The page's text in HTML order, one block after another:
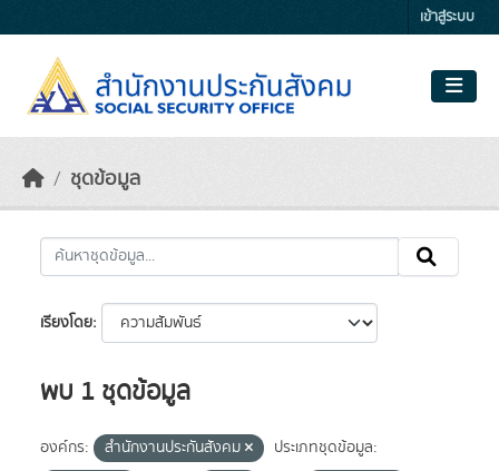
เข้าสู่ระบบ
ชุดข้อมูล
เรียงโดย
พบ 1 ชุดข้อมูล
องค์กร: สำนักงานประกันสังคม
ประเภทชุดข้อมูล: